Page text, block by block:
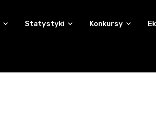
Statystyki Konkursy